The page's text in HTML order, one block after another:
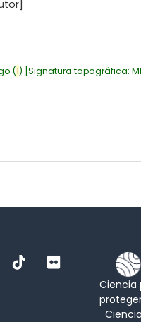
(1) Signatura topográfica:
Ciencia